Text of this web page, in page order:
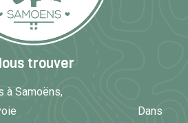
trouver
à Samoëns,
Savoie Dans